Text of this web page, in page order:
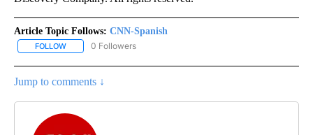
Article Topic Follows: CNN-Spanish
FOLLOW FOLLOW "CNN-SPANISH" TO RECEIVE NOTIFICATIONS ABOUT
0 Followers
Jump to comments ↓